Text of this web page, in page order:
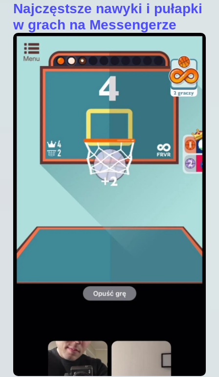
Najczęstsze nawyki i pułapki
w grach na Messengerze